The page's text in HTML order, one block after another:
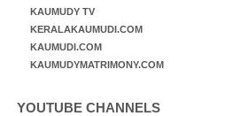
KAUMUDY TV
KERALAKAUMUDI.COM
KAUMUDI.COM
KAUMUDYMATRIMONY.COM
YOUTUBE CHANNELS